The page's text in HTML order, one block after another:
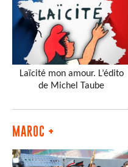
Laïcité mon amour. L’édito
de Michel Taube
MAROC +